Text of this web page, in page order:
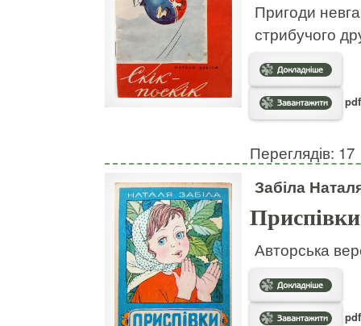
Пригоди
стрибучого
Переглядів: 17
Забіла
Приспівки
Авторська